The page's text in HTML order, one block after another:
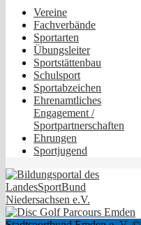
Vereine
Fachverbände
Sportarten
Übungsleiter
Sportstättenbau
Schulsport
Sportabzeichen
Ehrenamtliches
Engagement /
Sportpartnerschaften
Ehrungen
Sportjugend